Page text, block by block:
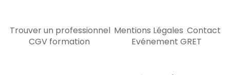
Trouver un professionnel Mentions Légales Contact
CGV formation
Evénement GRET